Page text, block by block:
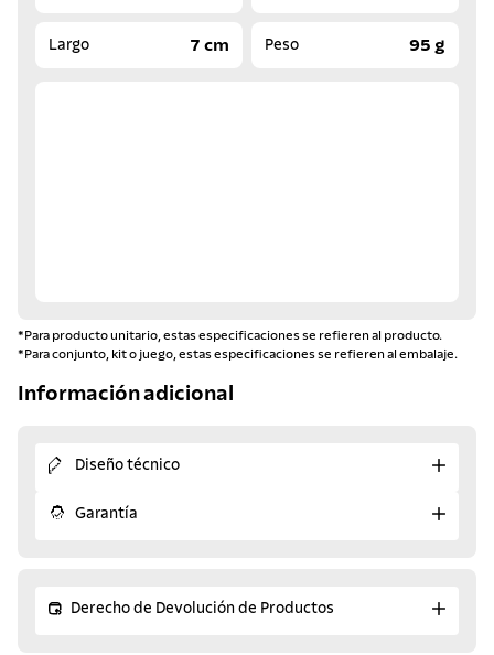
Largo 7 cm Peso 95 g
*Para producto unitario, estas especificaciones se refieren al producto.
*Para conjunto, kit o juego, estas especificaciones se refieren al embalaje.
Información adicional
Diseño técnico
Garantía
Derecho de Devolución de Productos